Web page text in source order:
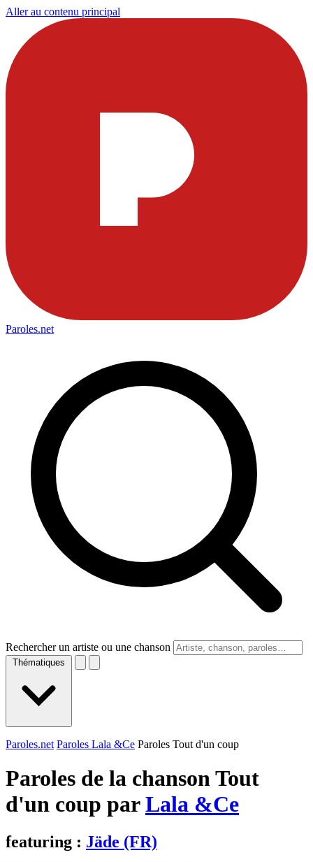
Aller au contenu principal
Paroles.net
Rechercher un artiste ou une chanson
Thématiques
Paroles.net Paroles Lala &Ce Paroles Tout d'un coup
Paroles de la chanson Tout
d'un coup parLala &Ce
featuring : Jäde (FR)